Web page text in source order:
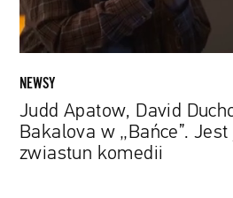
„Bańce”.
Jest
już
właściwy
komedii
NEWSY
Judd Apatow, David
Bakalova w „Bańce”.
zwiastun komedii